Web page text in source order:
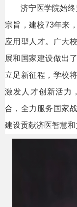
济宁医学院始
宗旨，建校73年来
应用型人才。广大
展和国家建设做出
立足新征程，学校
激发人才创新活力
合，全力服务国家
建设贡献济医智慧和